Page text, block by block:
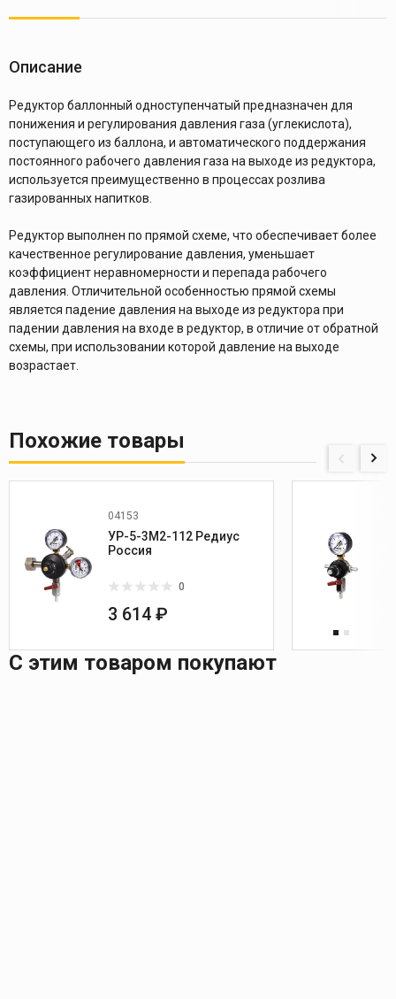
Описание
Редуктор баллонный одноступенчатый предназначен для
понижения и регулирования давления газа (углекислота),
поступающего из баллона, и автоматического поддержания
постоянного рабочего давления газа на выходе из редуктора,
используется преимущественно в процессах розлива
газированных напитков.
Редуктор выполнен по прямой схеме, что обеспечивает более
качественное регулирование давления, уменьшает
коэффициент неравномерности и перепада рабочего
давления. Отличительной особенностью прямой схемы
является падение давления на выходе из редуктора при
падении давления на входе в редуктор, в отличие от обратной
схемы, при использовании которой давление на выходе
возрастает.
Похожие товары
04153
УР-5-3М2-112 Редиус
Россия
0
3 614 ₽
С этим товаром покупают